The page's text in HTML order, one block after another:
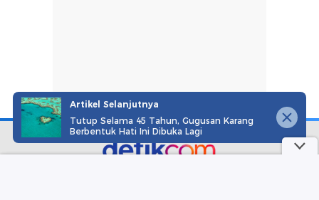
Artikel Selanjutnya
Tutup Selama 45 Tahun, Gugusan Karang
Berbentuk Hati Ini Dibuka Lagi